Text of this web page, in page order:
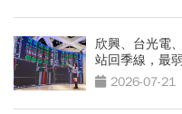
欣興、台光電
站回季線，最
2026-07-21